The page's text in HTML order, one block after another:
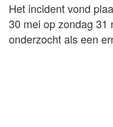
Het incident vond
30 mei op zondag 31
onderzocht als een